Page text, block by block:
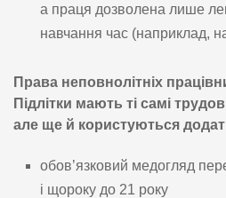
а праця дозволена лише
навчання час (наприклад,
Права неповнолітніх
Підлітки мають ті самі
але ще й користуються
обов’язковий медогляд
і щороку до 21 року